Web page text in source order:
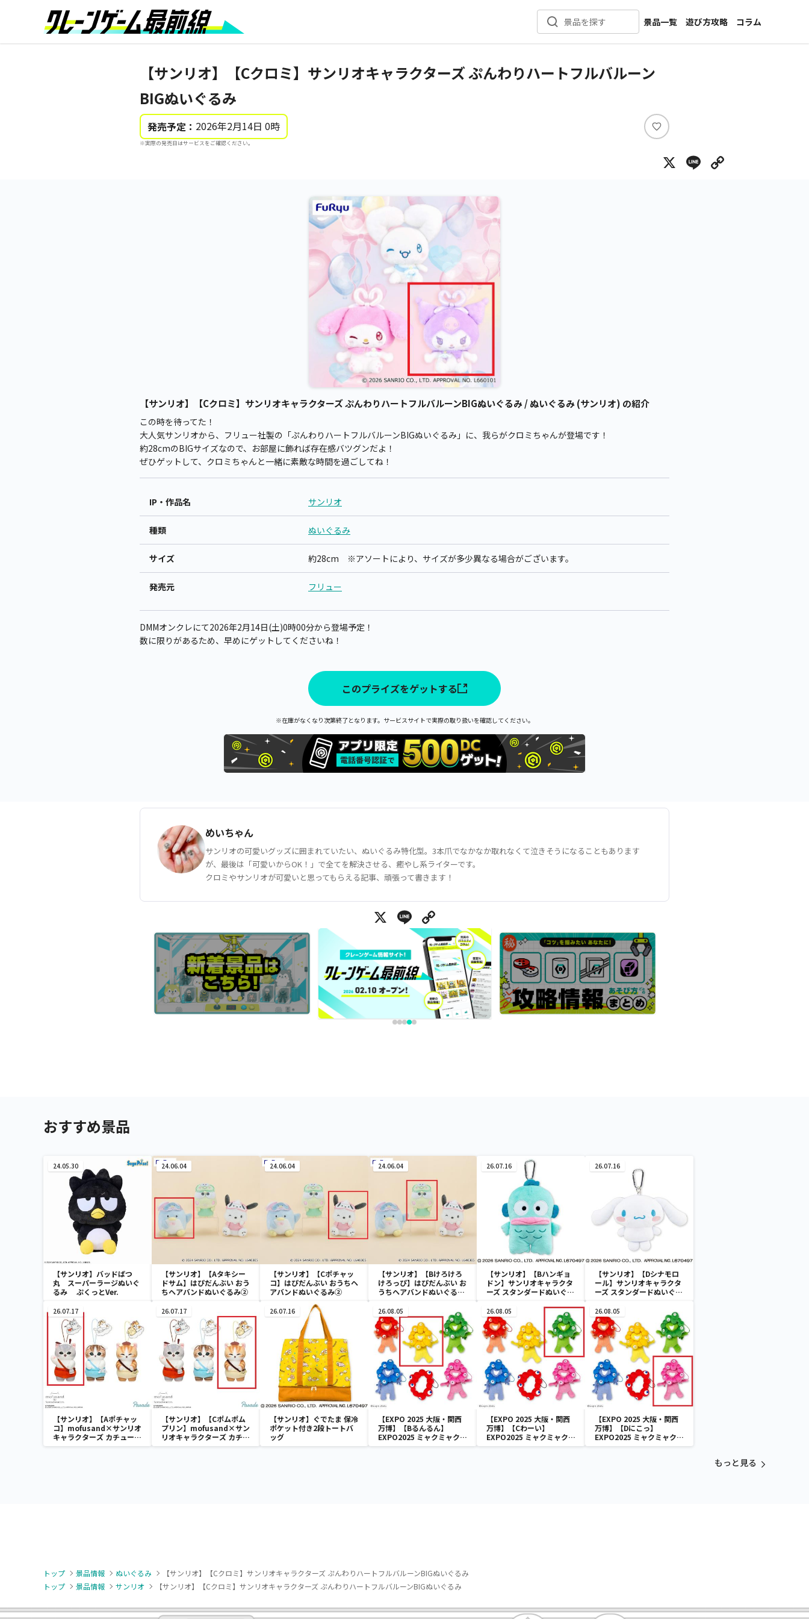
景品を探す
景品一覧
新着景品
遊び方攻略
コラム
インタビュー
【サンリオ】【Cクロミ】サンリオキャラクターズ ぷんわりハートフルバルーン
BIGぬいぐるみ
発売予定： 2026年2月14日 0時
※実際の発売日はサービスをご確認ください。
い
ね
X Line
【サンリオ】【Cクロミ】サンリオキャラクターズ ぷんわりハートフルバルーンBIGぬいぐるみ / ぬいぐるみ (サンリオ) の紹介
この時を待ってた！
大人気サンリオから、フリュー社製の「ぷんわりハートフルバルーンBIGぬいぐるみ」に、我らがクロミちゃんが登場です！
約28cmのBIGサイズなので、お部屋に飾れば存在感バツグンだよ！
ぜひゲットして、クロミちゃんと一緒に素敵な時間を過ごしてね！
IP・作品名 サンリオ
種類 ぬいぐるみ
サイズ 約28cm ※アソートにより、サイズが多少異なる場合がございます。
発売元 フリュー
DMMオンクレにて2026年2月14日(土)0時00分から登場予定！
数に限りがあるため、早めにゲットしてくださいね！
このプライズをゲットする
※在庫がなくなり次第終了となります。サービスサイトで実際の取り扱いを確認してください。
めいちゃん
サンリオの可愛いグッズに囲まれていたい、ぬいぐるみ特化型。3本爪でなかなか取れなくて泣きそうになることもあります
が、最後は「可愛いからOK！」で全てを解決させる、癒やし系ライターです。
クロミやサンリオが可愛いと思ってもらえる記事、頑張って書きます！
X Line
おすすめ景品
24.05.30
【サンリオ】バッドばつ
丸 スーパーラージぬいぐ
るみ ぷくっとVer.
24.06.04
【サンリオ】【Aタキシー
ドサム】はぴだんぶい おう
ちヘアバンドぬいぐるみ②
24.06.04
【サンリオ】【Cポチャッ
コ】はぴだんぶい おうちヘ
アバンドぬいぐるみ②
24.06.04
【サンリオ】【Bけろけろ
けろっぴ】はぴだんぶい お
うちヘアバンドぬいぐるみ
26.07.16
【サンリオ】【Bハンギョ
ドン】サンリオキャラクタ
ーズ スタンダードぬいぐる
26.07.16
【サンリオ】【Dシナモロ
ール】サンリオキャラクタ
ーズ スタンダードぬいぐる
26.07.17
【サンリオ】【Aポチャッ
コ】mofusand×サンリオ
キャラクターズ カチューシ
ャマスコット②
26.07.17
【サンリオ】【Cポムポム
プリン】mofusand×サン
リオキャラクターズ カチュ
ーシャマスコット②
26.07.16
【サンリオ】ぐでたま 保冷
ポケット付き2段トートバ
ッグ
26.08.05
【EXPO 2025 大阪・関西
万博】【Bるんるん】
EXPO2025 ミャクミャク
カラフルゴム紐付きぬいぐ
26.08.05
【EXPO 2025 大阪・関西
万博】【Cわーい】
EXPO2025 ミャクミャク
カラフルゴム紐付きぬいぐ
26.08.05
【EXPO 2025 大阪・関西
万博】【Dにこっ】
EXPO2025 ミャクミャク
カラフルゴム紐付きぬいぐ
もっと見る
トップ 景品情報 ぬいぐるみ
【サンリオ】【Cクロミ】サンリオキャラクターズ ぷんわりハートフルバルーンBIGぬいぐるみ
トップ
景品情報 サンリオ 【サンリオ】【Cクロミ】サンリオキャラクターズ ぷんわりハートフルバルーンBIGぬいぐるみ